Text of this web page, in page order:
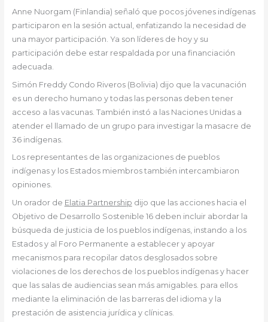
Anne Nuorgam (Finlandia) señaló que pocos jóvenes indígenas
participaron en la sesión actual, enfatizando la necesidad de
una mayor participación. Ya son líderes de hoy y su
participación debe estar respaldada por una financiación
adecuada.
Simón Freddy Condo Riveros (Bolivia) dijo que la vacunación
es un derecho humano y todas las personas deben tener
acceso a las vacunas. También instó a las Naciones Unidas a
atender el llamado de un grupo para investigar la masacre de
36 indígenas.
Los representantes de las organizaciones de pueblos
indígenas y los Estados miembros también intercambiaron
opiniones.
Un orador de Elatia Partnership dijo que las acciones hacia el
Objetivo de Desarrollo Sostenible 16 deben incluir abordar la
búsqueda de justicia de los pueblos indígenas, instando a los
Estados y al Foro Permanente a establecer y apoyar
mecanismos para recopilar datos desglosados sobre
violaciones de los derechos de los pueblos indígenas y hacer
que las salas de audiencias sean más amigables. para ellos
mediante la eliminación de las barreras del idioma y la
prestación de asistencia jurídica y clínicas.